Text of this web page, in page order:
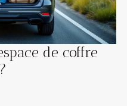
de coffre